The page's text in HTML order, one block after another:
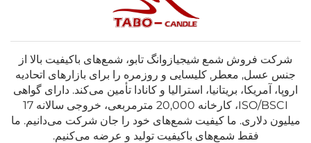
شرکت فروش شمع شیجیازوانگ تابو، شمع‌های باکیفیت بالا از
جنس عسل, معطر, کلیسایی و روزمره را برای بازارهای اتحادیه
اروپا، آمریکا، بریتانیا، استرالیا و کانادا تأمین می‌کند. دارای گواهی
ISO/BSCI، کارخانه 20,000 مترمربعی، خروجی سالانه 17
میلیون دلاری. ما کیفیت شمع‌های خود را جان شرکت می‌دانیم. ما
فقط شمع‌های باکیفیت تولید و عرضه می‌کنیم.